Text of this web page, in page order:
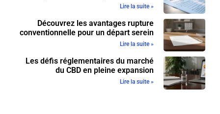
Lire la suite »
Découvrez les avantages rupture
conventionnelle pour un départ serein
Lire la suite »
Les défis réglementaires du marché
du CBD en pleine expansion
Lire la suite »